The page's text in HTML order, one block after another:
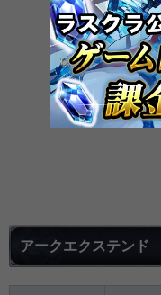
アークエクステンド